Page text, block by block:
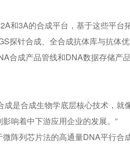
和3A的合成平台，基于这些平台
探针合成、全合成抗体库与抗体
合成产品管线和DNA数据存储产品
是合成生物学底层核心技术，就
响着中下游应用企业的发展。”
阵列芯片法的高通量DNA平行合